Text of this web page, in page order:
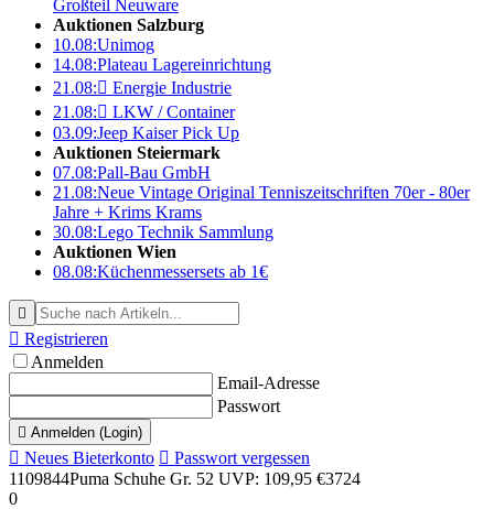
Großteil Neuware
Auktionen Salzburg
10.08:Unimog
14.08:Plateau Lagereinrichtung
21.08: Energie Industrie
21.08: LKW / Container
03.09:Jeep Kaiser Pick Up
Auktionen Steiermark
07.08:Pall-Bau GmbH
21.08:Neue Vintage Original Tenniszeitschriften 70er - 80er
Jahre + Krims Krams
30.08:Lego Technik Sammlung
Auktionen Wien
08.08:Küchenmessersets ab 1€

 Registrieren
Anmelden
Email-Adresse
Passwort
 Anmelden (Login)
 Neues Bieterkonto  Passwort vergessen
1109844Puma Schuhe Gr. 52 UVP: 109,95 €3724
0